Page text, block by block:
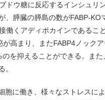
ドウ糖に反応するインシュリ
、膵臓の膵島の数がFABP-
働くアディポカインであるこ
高まり、またFABP4ノック
を抑えることができる。ま
。
胞に働き、様々なストレスに